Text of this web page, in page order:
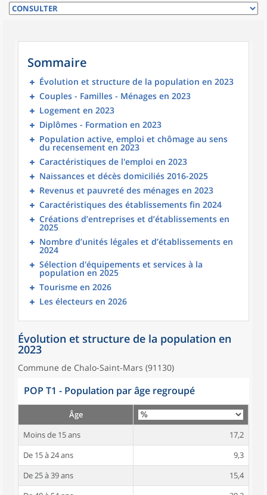
Sommaire
Évolution et structure de la population en 2023
Couples - Familles - Ménages en 2023
Logement en 2023
Diplômes - Formation en 2023
Population active, emploi et chômage au sens
du recensement en 2023
Caractéristiques de l'emploi en 2023
Naissances et décès domiciliés 2016-2025
Revenus et pauvreté des ménages en 2023
Caractéristiques des établissements fin 2024
Créations d’entreprises et d’établissements en
2025
Nombre d’unités légales et d’établissements en
2024
Sélection d'équipements et services à la
population en 2025
Tourisme en 2026
Les électeurs en 2026
Évolution et structure de la population en
2023
Commune de Chalo-Saint-Mars (91130)
POP T1 - Population par âge regroupé
Âge
Moins de 15 ans
17,2
De 15 à 24 ans
9,3
De 25 à 39 ans
15,4